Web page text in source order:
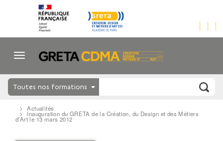
Toutes nos formations
Actualités
Inauguration du GRETA de la Création, du Design et des Métiers
d’Art le 13 mars 2012